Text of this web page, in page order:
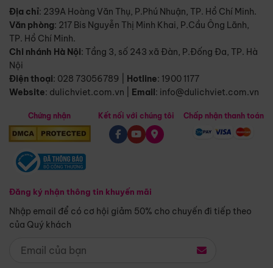
Địa chỉ: 239A Hoàng Văn Thụ, P.Phú Nhuận, TP. Hồ Chí Minh.
Văn phòng: 217 Bis Nguyễn Thị Minh Khai, P.Cầu Ông Lãnh,
TP. Hồ Chí Minh.
Chi nhánh Hà Nội: Tầng 3, số 243 xã Đàn, P.Đống Đa, TP. Hà
Nội
Điện thoại: 028 73056789 Hotline: 1900 1177
Website: dulichviet.com.vn Email: info@dulichviet.com.vn
Chứng nhận
Đăng ký nhận thông tin khuyến mãi
Nhập email để có cơ hội giảm 50% cho chuyến đi tiếp theo
của Quý khách
Kết nối với chúng tôi Chấp nhận thanh toán